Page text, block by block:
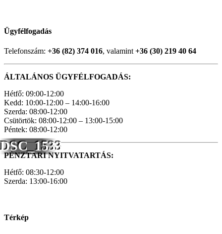
DSC_1533
Ügyfélfogadás
Telefonszám: +36 (82) 374 016, valamint +36 (30) 219 40 64
ÁLTALÁNOS ÜGYFÉLFOGADÁS:
Hétfő: 09:00-12:00
Kedd: 10:00-12:00 – 14:00-16:00
Szerda: 08:00-12:00
Csütörtök: 08:00-12:00 – 13:00-15:00
Péntek: 08:00-12:00
PÉNZTÁRI NYITVATARTÁS:
Hétfő: 08:30-12:00
Szerda: 13:00-16:00
Térkép